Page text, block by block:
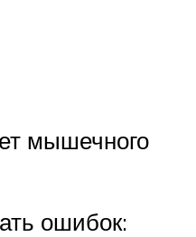
мышечного
ошибок: